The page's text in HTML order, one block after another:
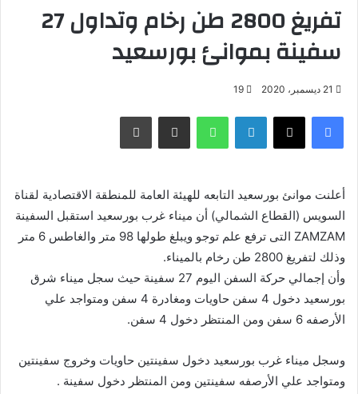
تفريغ 2800 طن رخام وتداول 27
سفينة بموانئ بورسعيد
21 ديسمبر، 2020 19
فيسبوك X لينكدإن واتساب مشاركة عبر البريد طباعة
أعلنت موانئ بورسعيد التابعه للهيئة العامة للمنطقة الاقتصادية لقناة
السويس (القطاع الشمالي) أن ميناء غرب بورسعيد استقبل السفينة
ZAMZAM التى ترفع علم توجو ويبلغ طولها 98 متر والغاطس 6 متر
وذلك لتفريغ 2800 طن رخام بالميناء.
وأن إجمالي حركة السفن اليوم 27 سفينة حيث سجل ميناء شرق
بورسعيد دخول 4 سفن حاويات ومغادرة 4 سفن ومتواجد علي
الأرصفه 6 سفن ومن المنتظر دخول 4 سفن.
وسجل ميناء غرب بورسعيد دخول سفينتين حاويات وخروج سفينتين
ومتواجد علي الأرصفه سفينتين ومن المنتظر دخول سفينة .